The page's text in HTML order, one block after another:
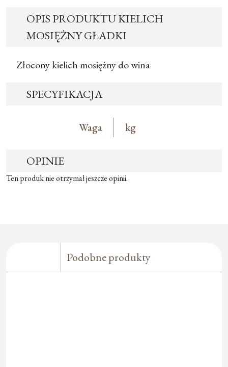
OPIS PRODUKTU KIELICH
MOSIĘŻNY GŁADKI
Złocony kielich mosiężny do wina
SPECYFIKACJA
Waga kg
OPINIE
Ten produk nie otrzymał jeszcze opinii.
Podobne produkty